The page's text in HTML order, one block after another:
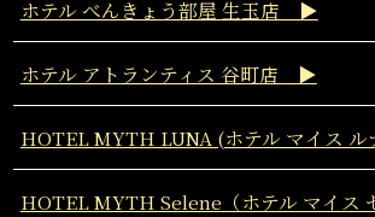
ホテル べんきょう部屋 生玉店 ▶
ホテル アトランティス 谷町店 ▶
HOTEL MYTH LUNA (ホテル マイス
HOTEL MYTH Selene（ホテル マイ